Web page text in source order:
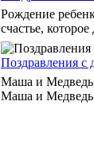
Рождение
счастье,
Поздравления c
Маша и Медведь
Маша и